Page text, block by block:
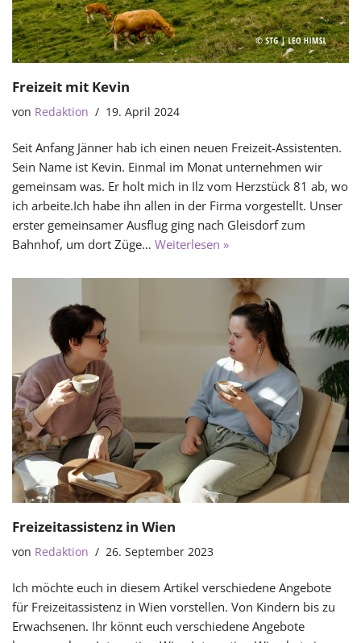
Freizeit mit Kevin
von Redaktion 19. April 2024
Seit Anfang Jänner hab ich einen neuen Freizeit-Assistenten.
Sein Name ist Kevin. Einmal im Monat unternehmen wir
gemeinsam was. Er holt mich in Ilz vom Herzstück 81 ab, wo
ich arbeite.Ich habe ihn allen in der Firma vorgestellt. Unser
erster gemeinsamer Ausflug ging nach Gleisdorf zum
Bahnhof, um dort Züge… Weiterlesen »
Freizeitassistenz in Wien
von Redaktion 26. September 2023
Ich möchte euch in diesem Artikel verschiedene Angebote
für Freizeitassistenz in Wien vorstellen. Von Kindern bis zu
Erwachsenen. Ihr könnt euch verschiedene Angebote